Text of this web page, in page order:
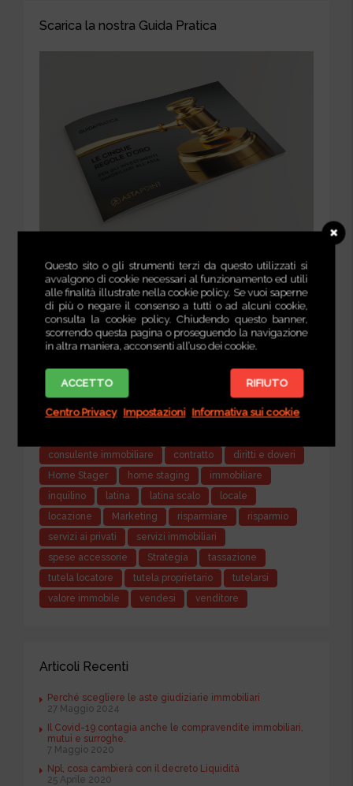
Scarica la nostra Guida Pratica
Tag Articoli
acquirente affittasi affitto
agente immobiliare
agenzia immobilaire
appartamento
assistenza
assistenza contrattuale
asta giudiziaria
calmierato
casepontine
case pontine
cedolare secca
consulente immobiliare
contratto
diritti e doveri
Home Stager
home staging
immobiliare
inquilino
latina latina scalo
locale
locazione
Marketing risparmiare
risparmio
servizi ai privati
servizi immobiliari
spese accessorie
Strategia
tassazione
tutela locatore
tutela proprietario
tutelarsi
valore immobile
vendesi venditore
Articoli Recenti
Perché scegliere le aste giudiziarie immobiliari
27 Maggio 2024
Il Covid-19 contagia anche le compravendite immobiliari,
mutui e surroghe.
7 Maggio 2020
Npl, cosa cambierà con il decreto Liquidità
25 Aprile 2020
Questo sito o gli strumenti terzi da questo utilizzati si
avvalgono di cookie necessari al funzionamento ed utili
alle finalità illustrate nella cookie policy. Se vuoi saperne
di più o negare il consenso a tutti o ad alcuni cookie,
consulta la cookie policy. Chiudendo questo banner,
scorrendo questa pagina o proseguendo la navigazione
in altra maniera, acconsenti all’uso dei cookie.
ACCETTO RIFIUTO
Centro Privacy Impostazioni Informativa sui cookie